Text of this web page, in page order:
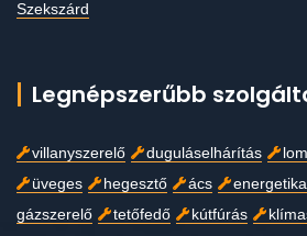
Szekszárd
Legnépszerűbb
villanyszerelő duguláselhárítás
üveges
hegesztő ács
gázszerelő
tetőfedő kútfúrás